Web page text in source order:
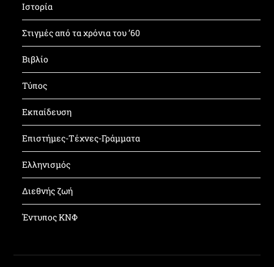
Ιστορία
Στιγμές από τα χρόνια του ’60
Βιβλίο
Τύπος
Εκπαίδευση
Επιστήμες-Τέχνες-Γράμματα
Ελληνισμός
Διεθνής ζωή
Έντυπος ΚΝΦ